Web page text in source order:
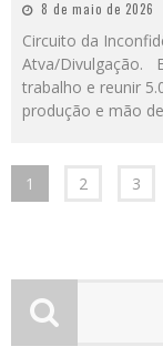
8 de maio de 2026
Circuito da
Atva/Divulgação.
trabalho e reunir
produção e mão
1 2 3